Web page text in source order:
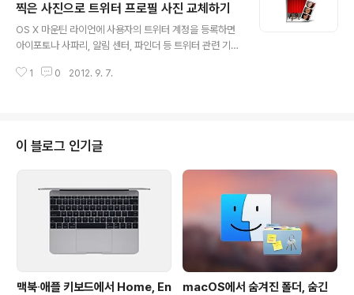
할 때 Command 키에서 손을 떼지 않으면 위와 같은 응
용 프로그램 전환 패널이 화면에 나타납니다. 이때 사용자
가 가장 최근에 사용한 순서로 프로그램이 패널에 나열됩
니다. 위의 경우 파인더를 가장 최근에 사용했고 그다음으
로 사파리, 스키치, 메세지, 메모... 순입니다. 응용 프로그램
찍은 사진으로 트위터 프로필 사진 교체하기
OS X 마운틴 라이언에 사용자의 트위터 계정을 등록하면
아이포토나 사파리, 알림 센터, 파인더 등 트위터 관련 기능
닌데요, 포토부스에서 사진을 촬영한 후 트위터로 해당 사
에서 사진을 촬영한 후 오른쪽 하단의 '공유 버튼'을 누른
후 'Twitter 프로필 사진 변경' 버튼만 눌러주시면 됩니다.
↓트위터에 접속하면 프로필 사진이 변경되어 있는 것을
볼 수 있습니다. ↓ 참고: 해당 기능을 사용하기 위해서는
시스템 환경설정 > Mail, 연락처, 캘린더 항목에서 사용자
의 트위터..
1 0 2012. 9. 7.
이 블로그 인기글
맥북∙애플 키보드에서 Home, En
macOS에서 숨겨진 폴더, 숨긴